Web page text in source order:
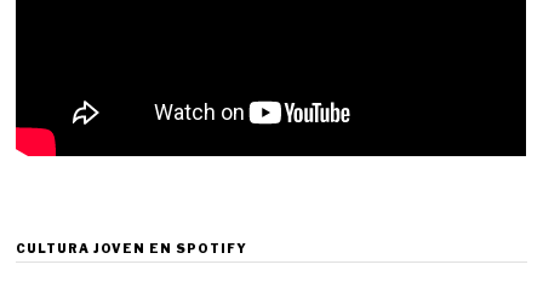
CULTURA JOVEN EN SPOTIFY